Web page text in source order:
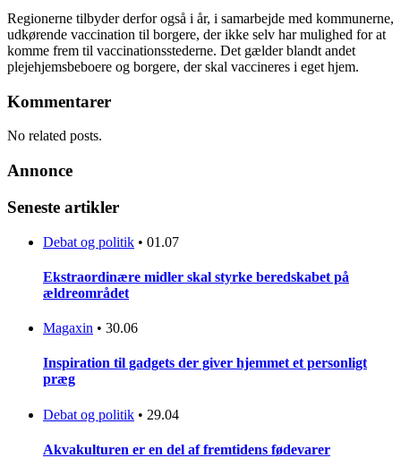
Regionerne tilbyder derfor også i år, i samarbejde med kommunerne,
udkørende vaccination til borgere, der ikke selv har mulighed for at
komme frem til vaccinationsstederne. Det gælder blandt andet
plejehjemsbeboere og borgere, der skal vaccineres i eget hjem.
Kommentarer
No related posts.
Annonce
Seneste artikler
Debat og politik • 01.07
Ekstraordinære midler skal styrke beredskabet på
ældreområdet
Magaxin • 30.06
Inspiration til gadgets der giver hjemmet et personligt
præg
Debat og politik • 29.04
Akvakulturen er en del af fremtidens fødevarer